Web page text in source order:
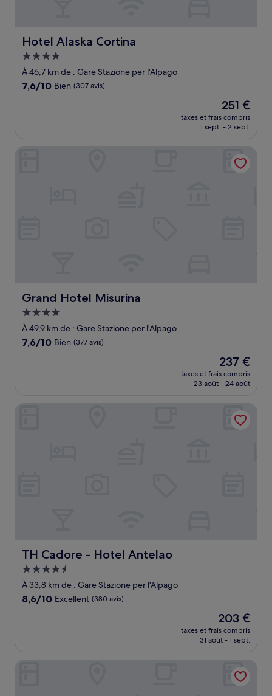
Hotel Alaska Cortina
Hotel Alaska Cortina
Hébergement
4.0 étoiles
À 46,7 km de : Gare Stazione per l'Alpago
7.6
7,6/10 Bien (307 avis)
Le
nouveau
prix
de
251 €
251 €
taxes et frais compris
1 sept. - 2 sept.
Grand Hotel Misurina
Grand Hotel Misurina
Hébergement
4.0 étoiles
À 49,9 km de : Gare Stazione per l'Alpago
7.6
7,6/10 Bien (377 avis)
Le
nouveau
prix
de
237 €
237 €
taxes et frais compris
23 août - 24 août
TH Cadore - Hotel Antelao
TH Cadore - Hotel Antelao
Hébergement
4.5 étoiles
À 33,8 km de : Gare Stazione per l'Alpago
8.6
8,6/10 Excellent (380 avis)
Le
nouveau
prix
de
203 €
203 €
taxes et frais compris
31 août - 1 sept.